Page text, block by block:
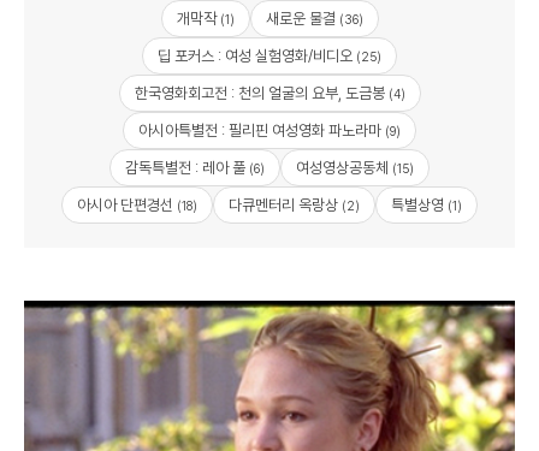
개막작(1) 새로운 물결 (36)
딥 포커스 : 여성 실험영화/비디오 (25)
한국영화회고전 : 천의 얼굴의 요부, 도금봉(4)
아시아특별전 : 필리핀 여성영화 파노라마 (9)
감독특별전 : 레아 풀 (6) 여성영상공동체 (15)
아시아 단편경선 (18) 다큐멘터리 옥랑상 (2) 특별상영 (1)